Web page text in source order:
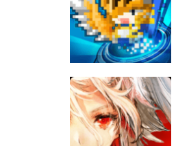
卡牌戰鬥
奧義同花順 修改器
2.0.3